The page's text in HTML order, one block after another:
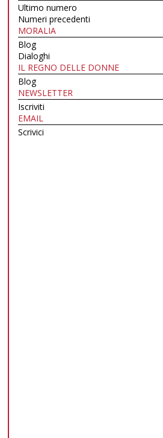
Ultimo numero
Numeri precedenti
MORALIA
Blog
Dialoghi
IL REGNO DELLE DONNE
Blog
NEWSLETTER
Iscriviti
EMAIL
Scrivici